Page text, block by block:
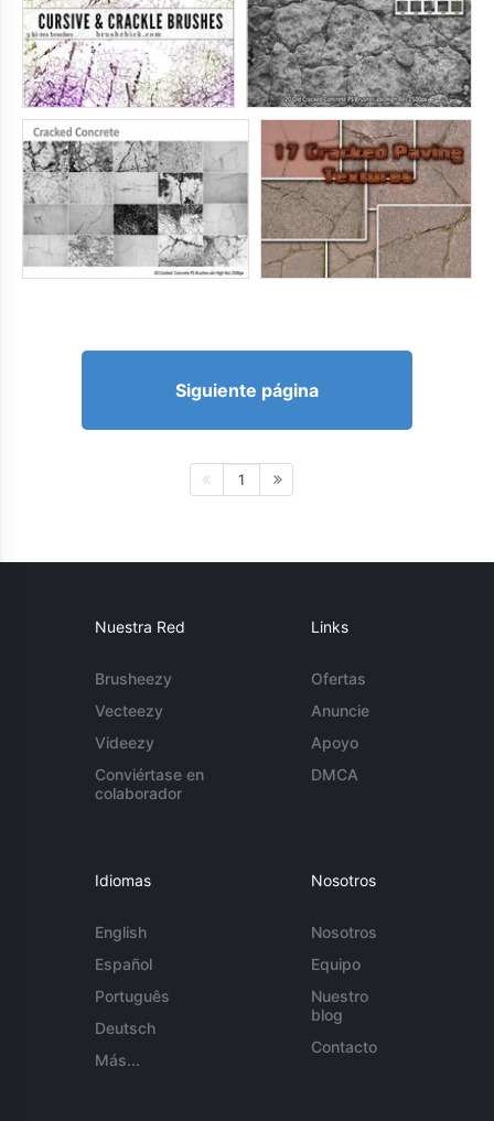
Siguiente página
1
Nuestra Red
Brusheezy
Vecteezy
Videezy
Conviértase en
colaborador
Links
Ofertas
Anuncie
Apoyo
DMCA
Idiomas
English
Español
Português
Deutsch
Más...
Nosotros
Nosotros
Equipo
Nuestro
blog
Contacto